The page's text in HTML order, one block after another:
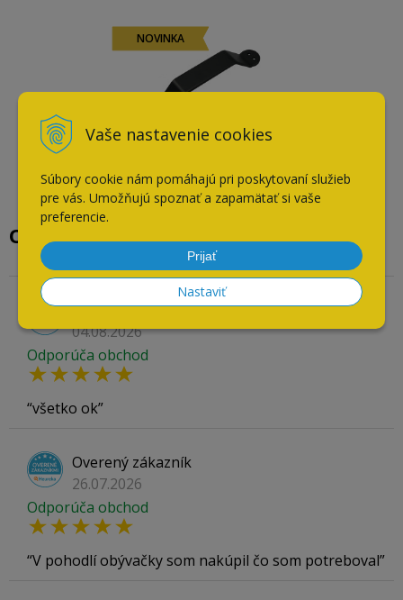
Vaše nastavenie cookies
Súbory cookie nám pomáhajú pri poskytovaní služieb
pre vás. Umožňujú spoznať a zapamätať si vaše
preferencie.
Prijať
Nastaviť
NOVINKA
Overené našimi zákazníkmi
Overený zákazník
04.08.2026
Odporúča obchod
všetko ok
Overený zákazník
26.07.2026
Odporúča obchod
V pohodlí obývačky som nakúpil čo som potreboval